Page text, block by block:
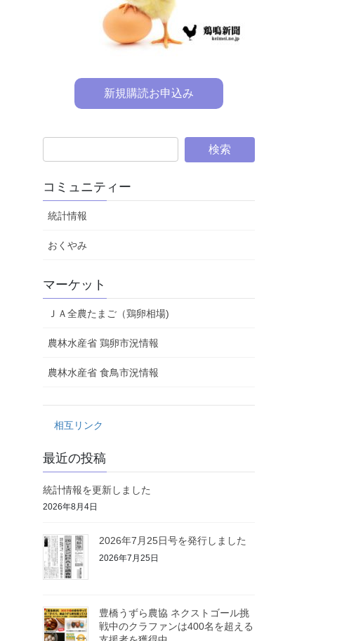
新規購読お申込み
コミュニティー
統計情報
おくやみ
マーケット
ＪＡ全農たまご（鶏卵相場)
農林水産省 鶏卵市況情報
農林水産省 食鳥市況情報
相互リンク
最近の投稿
統計情報を更新しました
2026年8月4日
2026年7月25日号を発行しました
2026年7月25日
豊橋うずら農協 ネクストゴール挑
戦中のクラファンは400名を超える